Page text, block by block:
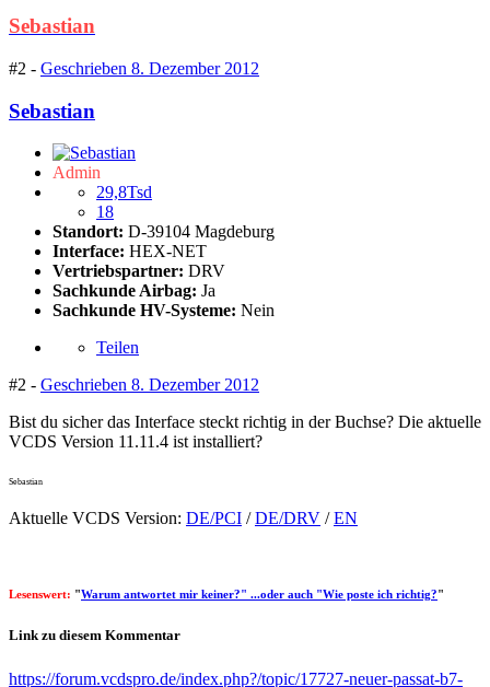
Sebastian
#2 - Geschrieben 8. Dezember 2012
Sebastian
Admin
29,8Tsd
18
Standort: D-39104 Magdeburg
Interface: HEX-NET
Vertriebspartner: DRV
Sachkunde Airbag: Ja
Sachkunde HV-Systeme: Nein
Teilen
#2 - Geschrieben 8. Dezember 2012
Bist du sicher das Interface steckt richtig in der Buchse? Die aktuelle
VCDS Version 11.11.4 ist installiert?
Sebastian
Aktuelle VCDS Version: DE/PCI /DE/DRV /EN
Lesenswert: "Warum antwortet mir keiner?" ...oder auch "Wie poste ich richtig?"
Link zu diesem Kommentar
https://forum.vcdspro.de/index.php?/topic/17727-neuer-passat-b7-